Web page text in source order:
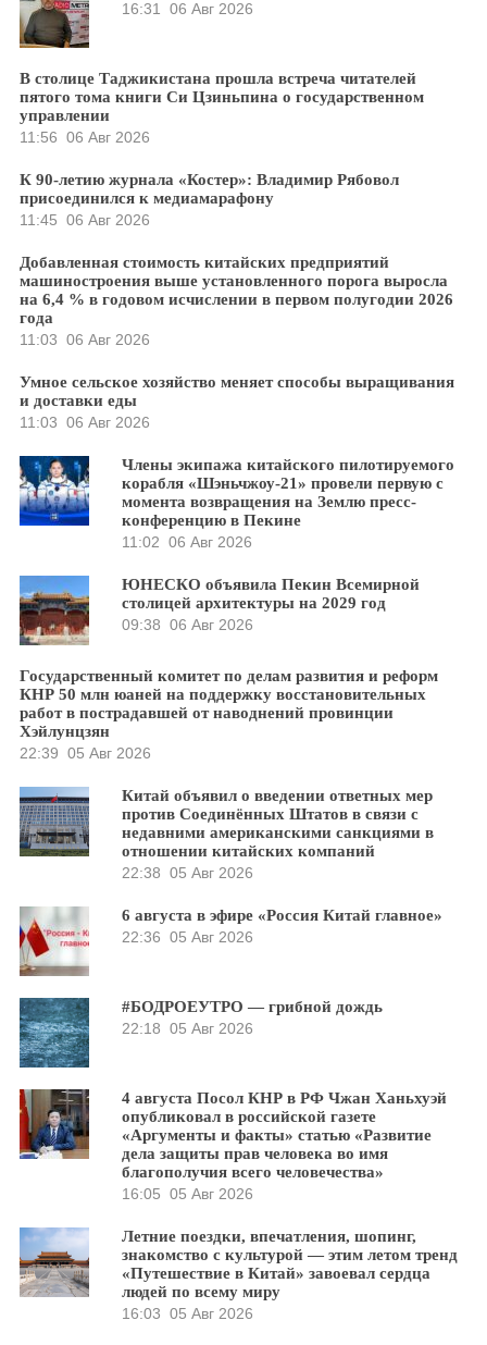
16:31 06 Авг 2026
В столице Таджикистана прошла встреча читателей
пятого тома книги Си Цзиньпина о государственном
управлении
11:56 06 Авг 2026
К 90-летию журнала «Костер»: Владимир Рябовол
присоединился к медиамарафону
11:45 06 Авг 2026
Добавленная стоимость китайских предприятий
машиностроения выше установленного порога выросла
на 6,4 % в годовом исчислении в первом полугодии 2026
года
11:03 06 Авг 2026
Умное сельское хозяйство меняет способы выращивания
и доставки еды
11:03 06 Авг 2026
Члены экипажа китайского пилотируемого
корабля «Шэньчжоу-21» провели первую с
момента возвращения на Землю пресс-
конференцию в Пекине
11:02 06 Авг 2026
ЮНЕСКО объявила Пекин Всемирной
столицей архитектуры на 2029 год
09:38 06 Авг 2026
Государственный комитет по делам развития и реформ
КНР 50 млн юаней на поддержку восстановительных
работ в пострадавшей от наводнений провинции
Хэйлунцзян
22:39 05 Авг 2026
Китай объявил о введении ответных мер
против Соединённых Штатов в связи с
недавними американскими санкциями в
отношении китайских компаний
22:38 05 Авг 2026
6 августа в эфире «Россия Китай главное»
22:36 05 Авг 2026
#БОДРОЕУТРО — грибной дождь
22:18 05 Авг 2026
4 августа Посол КНР в РФ Чжан Ханьхуэй
опубликовал в российской газете
«Аргументы и факты» статью «Развитие
дела защиты прав человека во имя
благополучия всего человечества»
16:05 05 Авг 2026
Летние поездки, впечатления, шопинг,
знакомство с культурой — этим летом тренд
«Путешествие в Китай» завоевал сердца
людей по всему миру
16:03 05 Авг 2026